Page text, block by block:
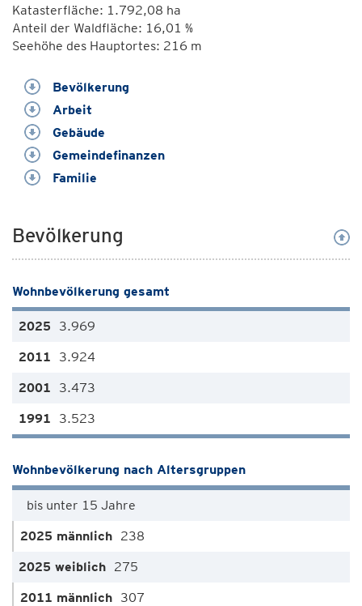
Katasterfläche: 1.792,08 ha
Anteil der Waldfläche: 16,01 %
Seehöhe des Hauptortes: 216 m
Bevölkerung
Arbeit
Gebäude
Gemeindefinanzen
Familie
Bevölkerung
Wohnbevölkerung gesamt
3.969
3.924
3.473
3.523
Wohnbevölkerung nach Altersgruppen
bis unter 15 Jahre
238
275
307